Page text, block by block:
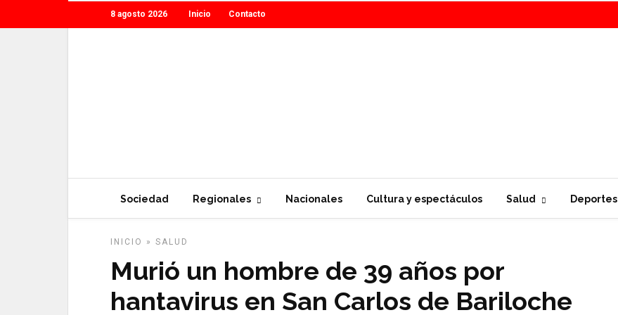
8 agosto 2026 Inicio Contacto
Sociedad Regionales Nacionales Cultura y espectáculos Salud Deportes
INICIO » SALUD
Murió un hombre de 39 años por
hantavirus en San Carlos de Bariloche